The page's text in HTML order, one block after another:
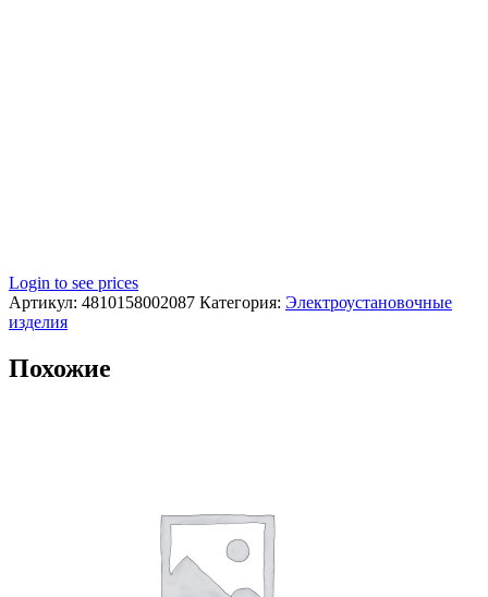
Login to see prices
Артикул: 4810158002087 Категория: Электроустановочные
изделия
Похожие